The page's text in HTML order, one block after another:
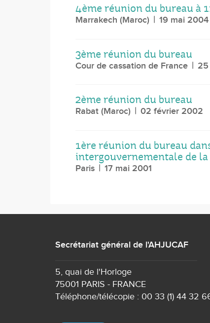
4ème réunion du bureau à
Marrakech (Maroc) 19 mai 2004
3ème réunion du bureau
Cour de cassation de France
2ème réunion du bureau
Rabat (Maroc) 02 février 2002
1ère réunion du bureau
intergouvernementale de
Paris 17 mai 2001
Secrétariat général de l'AHJUCAF
5, quai de l'Horloge
75001 PARIS - FRANCE
Téléphone/télécopie : 00 33 (1) 44 32